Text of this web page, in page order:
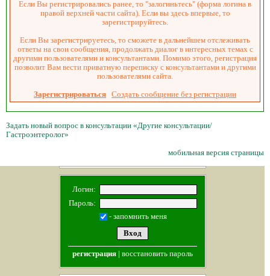
Если Вы регистрировались ранее, то "залогиньтесь" (форма логина в
правой верхней части сайта). Если вы здесь впервые, то
зарегистрируйтесь.
Если Вы зарегистрируетесь, то сможете в дальнейшем отслеживать
ответы на свои сообщения, продолжать диалог в интересных темах с
другими пользователями и консультантами. Помимо этого, регистрация
позволит Вам вести приватную переписку с консультантами и другими
пользователями сайта.
Зарегистрироваться Создать сообщение без регистрации
Задать новый вопрос в консультации «Другие консультации/
Гастроэнтеролог»
мобильная версия страницы
Логин:
Пароль:
- запомнить меня
регистрация| восстановить пароль